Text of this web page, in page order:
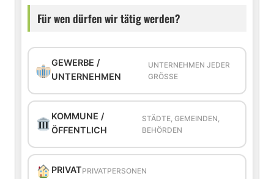
Für wen dürfen wir tätig werden?
GEWERBE /
UNTERNEHMEN
UNTERNEHMEN JEDER
GRÖSSE
KOMMUNE /
ÖFFENTLICH
STÄDTE, GEMEINDEN,
BEHÖRDEN
PRIVATPRIVATPERSONEN